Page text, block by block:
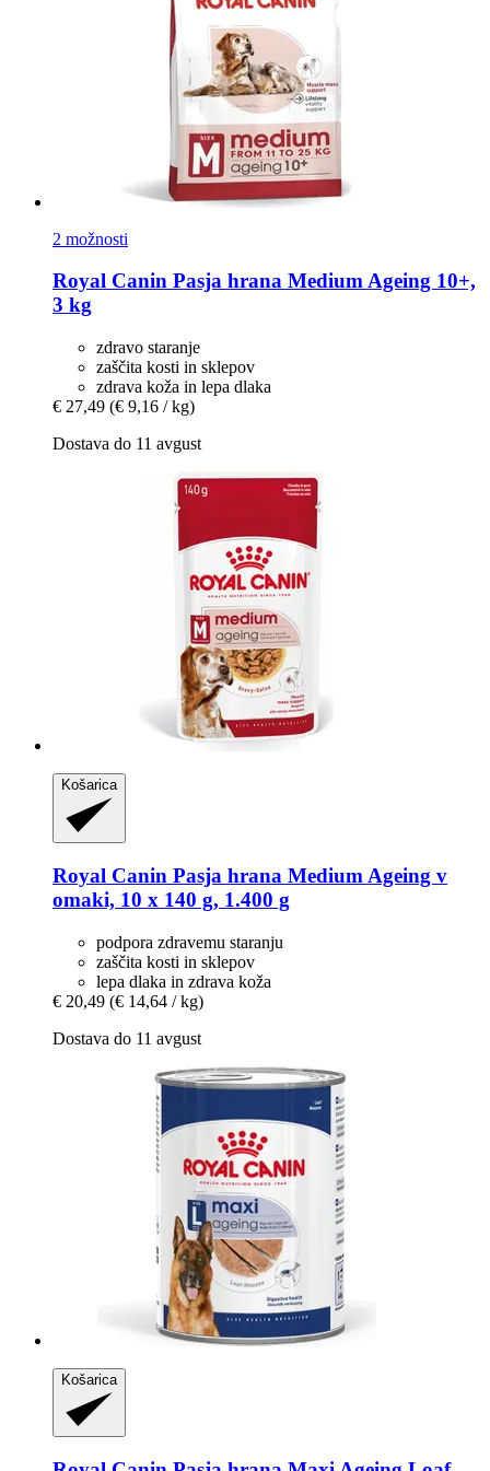
2 možnosti
Royal Canin Pasja hrana Medium Ageing 10+,
3 kg
zdravo staranje
zaščita kosti in sklepov
zdrava koža in lepa dlaka
€ 27,49 (€ 9,16 / kg)
Dostava do 11 avgust
Košarica
Royal Canin Pasja hrana Medium Ageing v
omaki, 10 x 140 g, 1.400 g
podpora zdravemu staranju
zaščita kosti in sklepov
lepa dlaka in zdrava koža
€ 20,49 (€ 14,64 / kg)
Dostava do 11 avgust
Košarica